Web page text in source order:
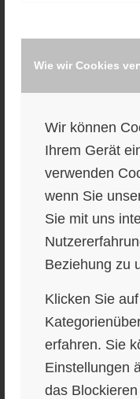
Wie wir Cookies
Wir können
Ihrem Gerät
verwenden
wenn Sie
Sie mit uns
Beziehung zu
Klicken Sie
erfahren. Sie
Einstellungen
das